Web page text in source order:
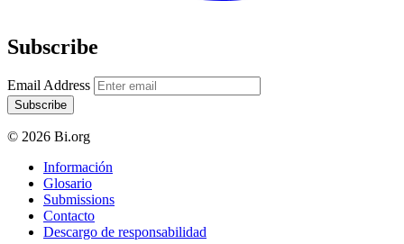
Subscribe
Email Address
Subscribe
© 2026 Bi.org
Información
Glosario
Submissions
Contacto
Descargo de responsabilidad